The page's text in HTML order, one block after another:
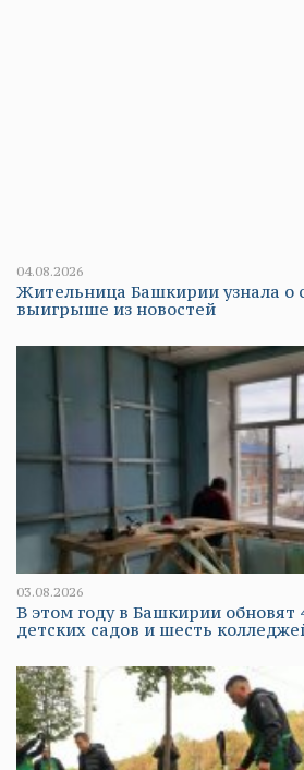
04.08.2026
Жительница Башкирии узнала о
выигрыше из новостей
03.08.2026
В этом году в Башкирии
детских садов и шесть